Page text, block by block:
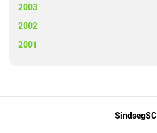
2003
2002
2001
SindsegSC